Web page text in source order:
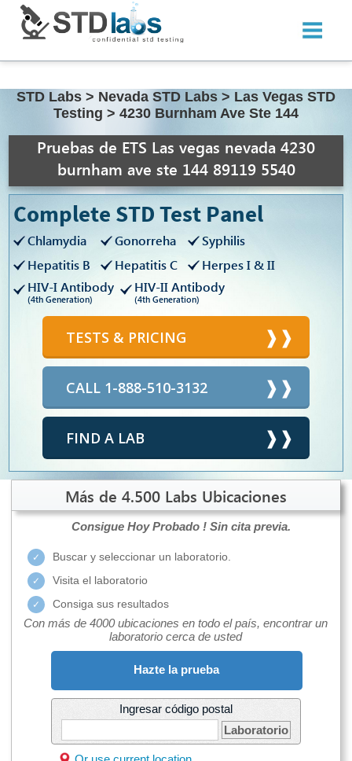
STD Labs > Nevada STD Labs > Las Vegas STD
Testing > 4230 Burnham Ave Ste 144
Pruebas de ETS Las vegas nevada 4230
burnham ave ste 144 89119 5540
Complete STD Test Panel
Chlamydia Gonorreha
Syphilis
Hepatitis B
Hepatitis C
Herpes I & II
HIV-I Antibody
(4th Generation)
HIV-II Antibody
(4th Generation)
TESTS & PRICING
CALL 1-888-510-3132
FIND A LAB
Más de 4.500 Labs Ubicaciones
Consigue Hoy Probado ! Sin cita previa.
Buscar y seleccionar un laboratorio.
Visita el laboratorio
Consiga sus resultados
Con más de 4000 ubicaciones en todo el país, encontrar un
laboratorio cerca de usted
Hazte la prueba
Ingresar código postal
Laboratorio